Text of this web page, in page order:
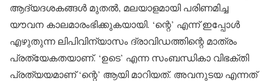
ആദ്യദശകങ്ങള്‍ മുതല്‍, മലയാളമായി പരിണമിച്ച
യൗവന കാലമാരംഭിക്കുകയായി. ‘ന്റെ’ എന്ന് ഇപ്പോള്‍
എഴുതുന്ന ലിപിവിന്യാസം ദ്രാവിഡത്തിന്റെ മാത്രം
പ്രത്യേകതയാണ്. ‘ഉടെ’ എന്ന സംബന്ധികാ വിഭക്തി
പ്രത്യയമാണ് ‘ന്റെ’ ആയി മാറിയത്. അവനുടയ എന്നത്